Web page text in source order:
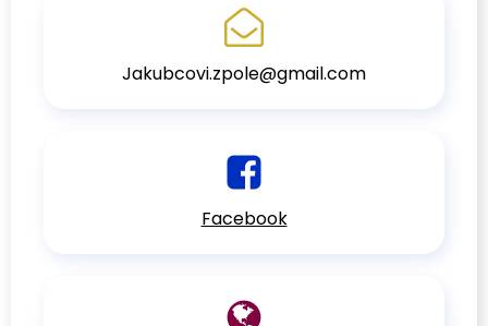
Jakubcovi.zpole@gmail.com
Facebook